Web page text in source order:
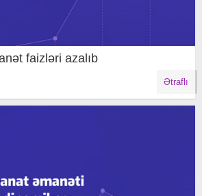
faizləri azalıb
Ətraflı